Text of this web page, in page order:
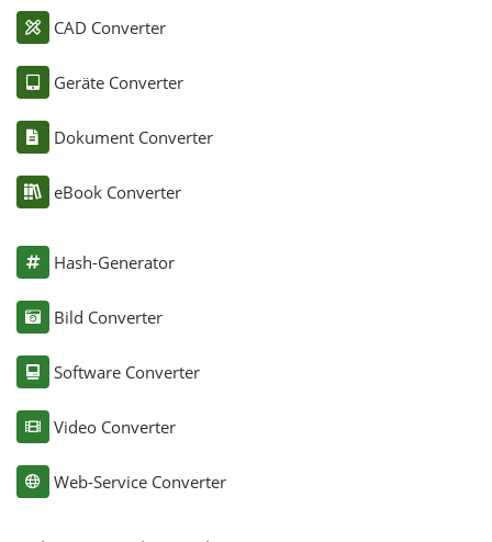
CAD Converter
Geräte Converter
Dokument Converter
eBook Converter
Hash-Generator
Bild Converter
Software Converter
Video Converter
Web-Service Converter